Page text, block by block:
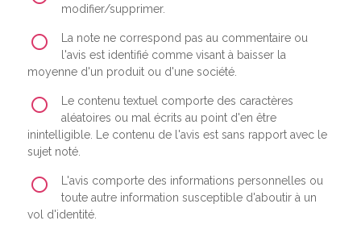
modifier/supprimer.
La note ne correspond pas au commentaire ou
l'avis est identifié comme visant à baisser la
moyenne d'un produit ou d'une société.
Le contenu textuel comporte des caractères
aléatoires ou mal écrits au point d'en être
inintelligible. Le contenu de l'avis est sans rapport avec le
sujet noté.
L'avis comporte des informations personnelles ou
toute autre information susceptible d'aboutir à un
vol d'identité.